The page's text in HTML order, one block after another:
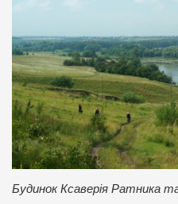
Будинок Ксаверія Ратника